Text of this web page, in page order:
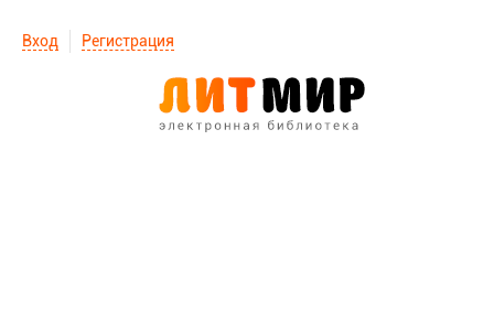
Вход Регистрация